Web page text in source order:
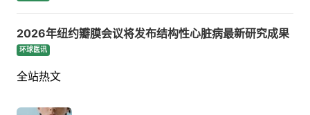
2026年纽约瓣膜会议将发布结构性心脏病最新研究成果
环球医讯
全站热文